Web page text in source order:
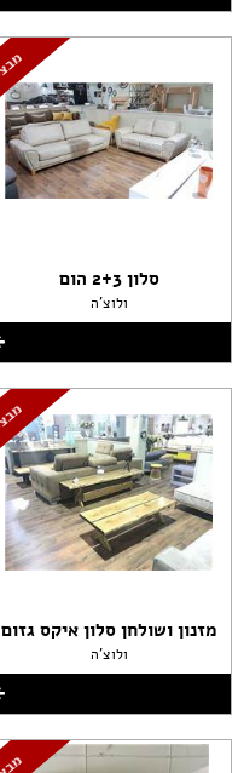
סלון 2+3 הום
ולוצ'ה
מזנון ושולחן סלון איקס גזום
ולוצ'ה